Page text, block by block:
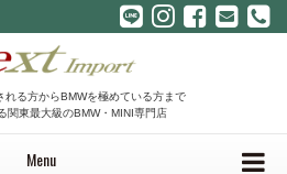
れる方からBMWを極めている方まで
関東最大級のBMW・MINI専門店
Menu